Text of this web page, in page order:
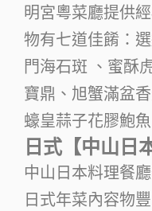
明宮粵菜廳提供
物有七道佳餚：
門海石斑 、蜜酥
寶鼎、旭蟹滿盆
蠔皇蒜子花膠鮑魚
日式【中山日
中山日本料理餐
日式年菜內容物